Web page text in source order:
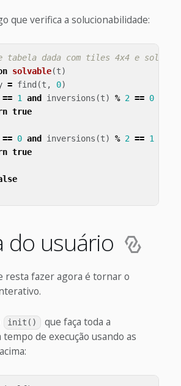
que verifica a solucionabilidade:
dada com tiles 4x4 e
solvable(t)
= find (t , 0)
== 1 and inversions (t) % 2 == 0
true
== 0 and inversions (t) % 2 == 1
true
do usuário
resta fazer agora é tornar o
init()
que faça toda a
de execução usando as